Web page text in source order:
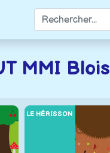
MMI Blois
LE HÉRISSON